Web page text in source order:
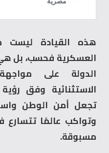
هذه القيادة ليست
العسكرية فحسب، بل
الدولة على
الاستثنائية وفق
تجعل أمن الوطن
وتواكب عالمًا تتسارع
مسبوقة.